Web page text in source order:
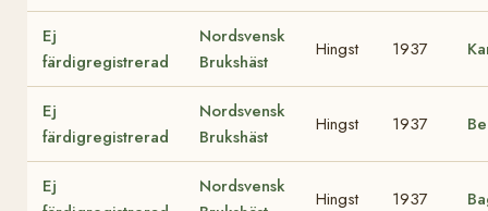
Ej
färdigregistrerad
Nordsvensk
Brukshäst
Hingst 1937
Ej
färdigregistrerad
Nordsvensk
Brukshäst
Hingst 1937
Ej
Nordsvensk
Hingst 1937